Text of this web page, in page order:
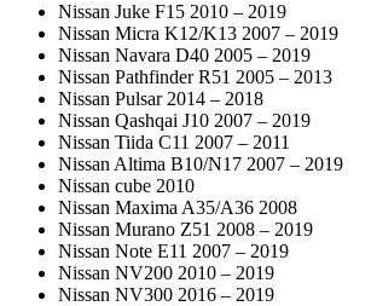
Nissan Juke F15 2010 – 2019
Nissan Micra K12/K13 2007 – 2019
Nissan Navara D40 2005 – 2019
Nissan Pathfinder R51 2005 – 2013
Nissan Pulsar 2014 – 2018
Nissan Qashqai J10 2007 – 2019
Nissan Tiida C11 2007 – 2011
Nissan Altima B10/N17 2007 – 2019
Nissan cube 2010
Nissan Maxima A35/A36 2008
Nissan Murano Z51 2008 – 2019
Nissan Note E11 2007 – 2019
Nissan NV200 2010 – 2019
Nissan NV300 2016 – 2019